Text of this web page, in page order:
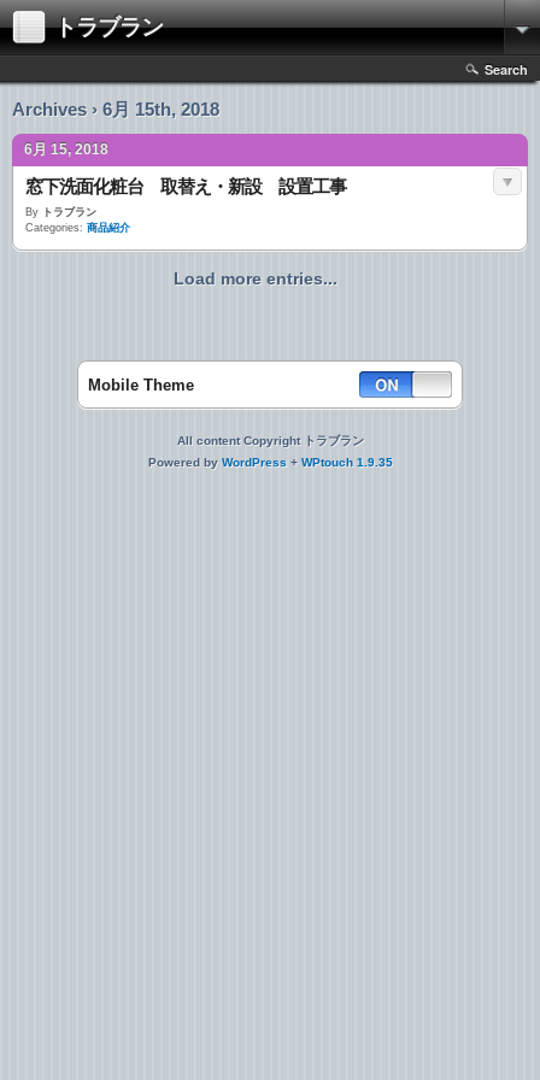
トラブラン
Search
Archives › 6月 15th, 2018
6月 15, 2018
窓下洗面化粧台 取替え・新設 設置工事
By トラブラン
Categories: 商品紹介
Load more entries...
Mobile Theme
All content Copyright トラブラン
Powered by WordPress + WPtouch 1.9.35